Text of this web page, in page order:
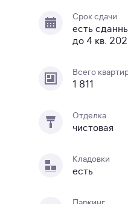
Срок сдачи
есть
до 4 кв.
Всего
1 811
Отделка
чистовая
Кладовки
есть